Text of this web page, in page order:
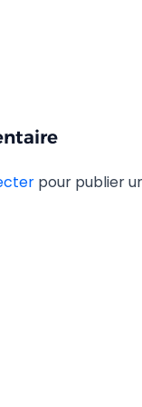
pour publier